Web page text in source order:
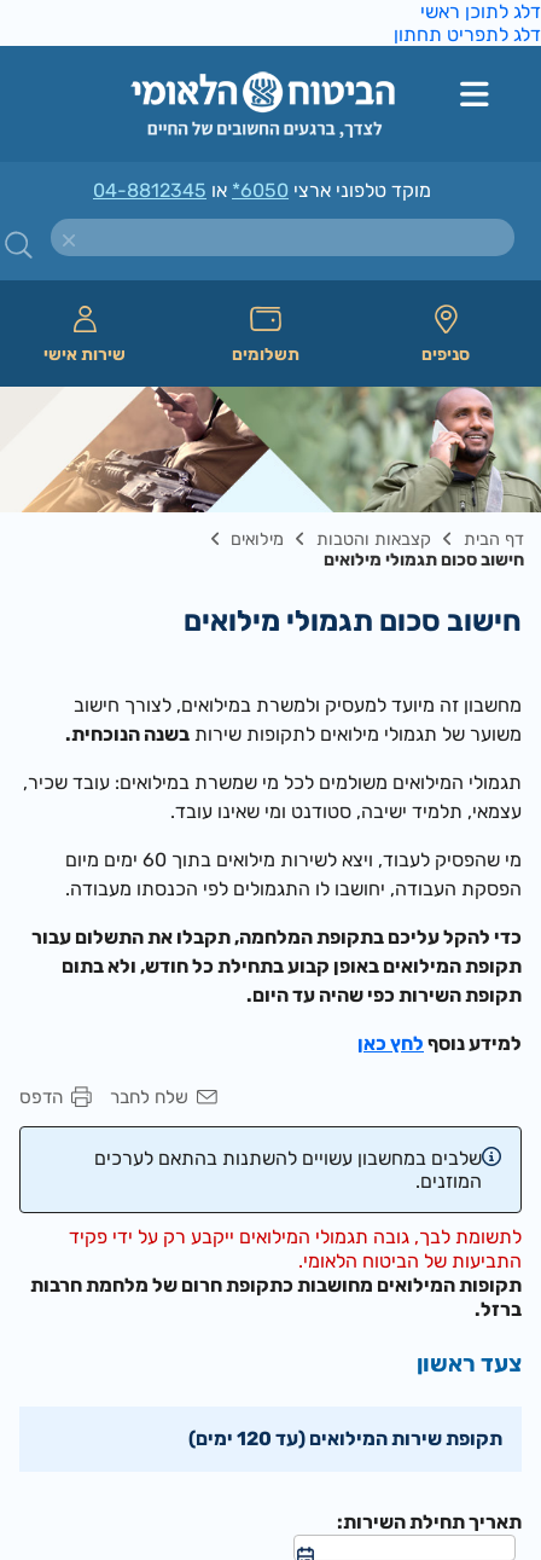
לתוכן ראשי
לתפריט תחתון
מוקד טלפוני ארצי*6050או04-8812345
סניפים תשלומים שירות אישי
דף הבית קצבאות והטבות
מילואים
חישוב סכום תגמולי מילואים
חישוב סכום תגמולי מילואים
מחשבון זה מיועד למעסיק ולמשרת במילואים, לצורך חישוב
משוער של תגמולי מילואים לתקופות שירותבשנה הנוכחית.
תגמולי המילואים משולמים לכל מי שמשרת במילואים: עובד שכיר,
עצמאי, תלמיד ישיבה, סטודנט ומי שאינו עובד.
מי שהפסיק לעבוד, ויצא לשירות מילואים
בתוך 60 ימים מיום
הפסקת העבודה, יחושבו לו התגמולים לפי הכנסתו מעבודה.
כדי להקל עליכם בתקופת המלחמה,תקבלו את התשלום עבור
תקופת המילואים באופן קבוע בתחילת כל חודש, ולא בתום
תקופת השירות כפי שהיה עד היום.
למידע נוסףלחץ כאן
הדפס שלח לחבר
שלבים במחשבון עשויים להשתנות בהתאם לערכים
המוזנים.
לתשומת לבך, גובה תגמולי המילואים ייקבע רק על ידי פקיד
התביעות של הביטוח הלאומי.
תקופות המילואים מחושבות כתקופת חרום של מלחמת חרבות
ברזל.
צעד ראשון
תקופת שירות המילואים (עד 120 ימים)
תאריך תחילת השירות: